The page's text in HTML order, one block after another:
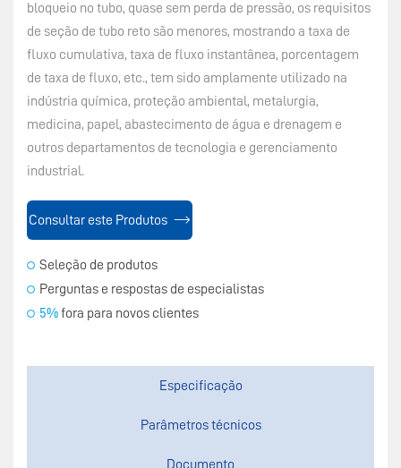
bloqueio no tubo, quase sem perda de pressão, os requisitos
de seção de tubo reto são menores, mostrando a taxa de
fluxo cumulativa, taxa de fluxo instantânea, porcentagem
de taxa de fluxo, etc., tem sido amplamente utilizado na
indústria química, proteção ambiental, metalurgia,
medicina, papel, abastecimento de água e drenagem e
outros departamentos de tecnologia e gerenciamento
industrial.
Consultar este Produtos
Seleção de produtos
Perguntas e respostas de especialistas
5%fora para novos clientes
Especificação
Parâmetros técnicos
Documento